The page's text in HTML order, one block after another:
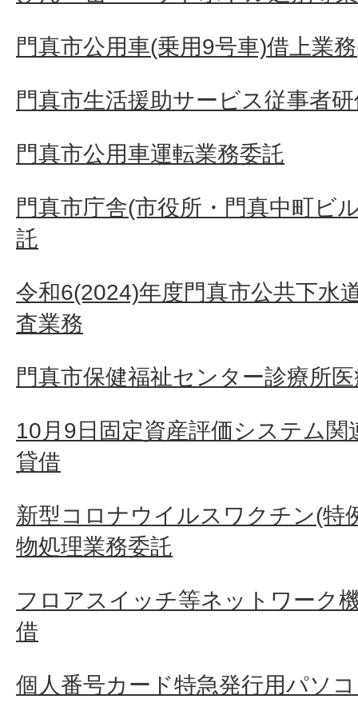
門真市公用車(乗用9号車)借上業
門真市生活援助サービス従事者
門真市公用車運転業務委託
門真市庁舎(市役所・門真中町ビ
託
令和6(2024)年度門真市公共下水
査業務
門真市保健福祉センター診療所
10月9日固定資産評価システム
貸借
新型コロナウイルスワクチン(特
物処理業務委託
フロアスイッチ等ネットワーク
借
個人番号カード特急発行用パソ